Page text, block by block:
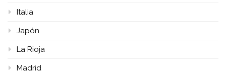
Italia
Japón
La Rioja
Madrid